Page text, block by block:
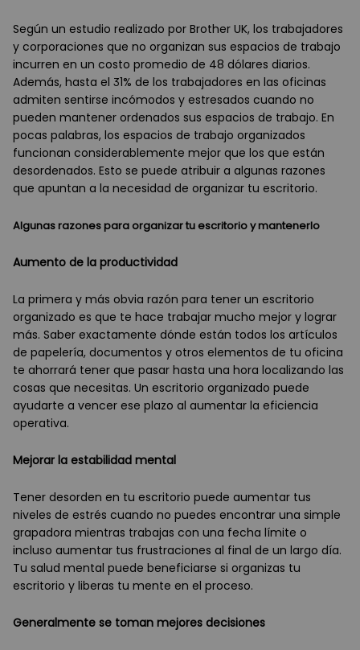
Según un estudio realizado por Brother UK, los trabajadores
y corporaciones que no organizan sus espacios de trabajo
incurren en un costo promedio de 48 dólares diarios.
Además, hasta el 31% de los trabajadores en las oficinas
admiten sentirse incómodos y estresados cuando no
pueden mantener ordenados sus espacios de trabajo. En
pocas palabras, los espacios de trabajo organizados
funcionan considerablemente mejor que los que están
desordenados. Esto se puede atribuir a algunas razones
que apuntan a la necesidad de organizar tu escritorio.
Algunas razones para organizar tu escritorio y mantenerlo
Aumento de la productividad
La primera y más obvia razón para tener un escritorio
organizado es que te hace trabajar mucho mejor y lograr
más. Saber exactamente dónde están todos los artículos
de papelería, documentos y otros elementos de tu oficina
te ahorrará tener que pasar hasta una hora localizando las
cosas que necesitas. Un escritorio organizado puede
ayudarte a vencer ese plazo al aumentar la eficiencia
operativa.
Mejorar la estabilidad mental
Tener desorden en tu escritorio puede aumentar tus
niveles de estrés cuando no puedes encontrar una simple
grapadora mientras trabajas con una fecha límite o
incluso aumentar tus frustraciones al final de un largo día.
Tu salud mental puede beneficiarse si organizas tu
escritorio y liberas tu mente en el proceso.
Generalmente se toman mejores decisiones